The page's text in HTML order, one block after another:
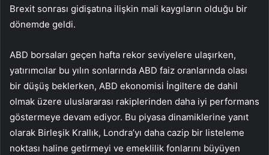
Brexit sonrası gidişatına ilişkin mali kaygıların olduğu bir
dönemde geldi.
ABD borsaları geçen hafta rekor seviyelere ulaşırken,
yatırımcılar bu yılın sonlarında ABD faiz oranlarında olası
bir düşüş beklerken, ABD ekonomisi İngiltere de dahil
olmak üzere uluslararası rakiplerinden daha iyi performans
göstermeye devam ediyor. Bu piyasa dinamiklerine yanıt
olarak Birleşik Krallık, Londra’yı daha cazip bir listeleme
noktası haline getirmeyi ve emeklilik fonlarını büyüyen